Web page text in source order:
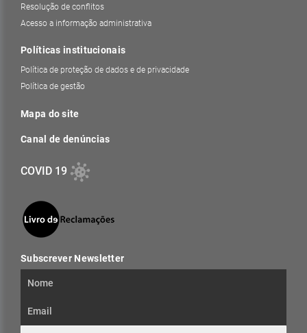
Resolução de conflitos
Acesso a informação administrativa
Políticas institucionais
Política de proteção de dados e de privacidade
Política de gestão
Mapa do site
Canal de denúncias
COVID 19
Subscrever Newsletter